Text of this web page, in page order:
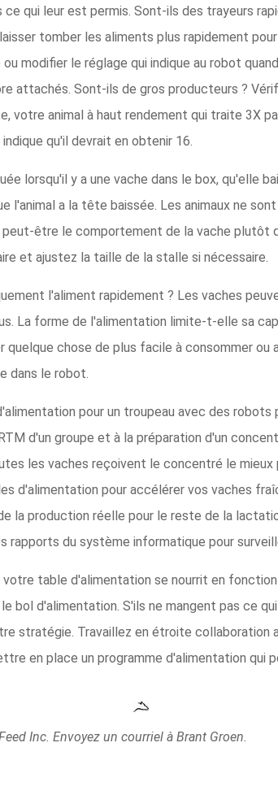
ce qui leur est permis. Sont-ils des trayeurs
tomber les aliments plus rapidement
modifier le réglage qui indique au robot
attachés. Sont-ils de gros producteurs ?
votre animal à haut rendement qui traite 3X
qu'il devrait en obtenir 16.
lorsqu'il y a une vache dans le box, qu'elle
l'animal a la tête baissée. Les animaux ne
être le comportement de la vache plutôt
et ajustez la taille de la stalle si nécessaire.
l'aliment rapidement ? Les vaches
La forme de l'alimentation limite-t-elle sa
quelque chose de plus facile à consommer
dans le robot.
pour un troupeau avec des
d'un groupe et à la préparation d'un
les vaches reçoivent le concentré le mieux
d'alimentation pour accélérer vos vaches
la production réelle pour le reste de la
du système informatique pour
table d'alimentation se nourrit en
bol d'alimentation. S'ils ne mangent pas ce
stratégie. Travaillez en étroite collaboration
en place un programme d'alimentation qui
Inc. Envoyez un courriel à Brant Groen.